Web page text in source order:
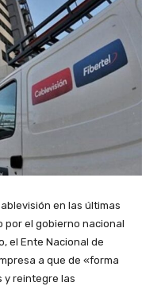
en las últimas
por el gobierno nacional
el Ente Nacional de
a que de «forma
y reintegre las